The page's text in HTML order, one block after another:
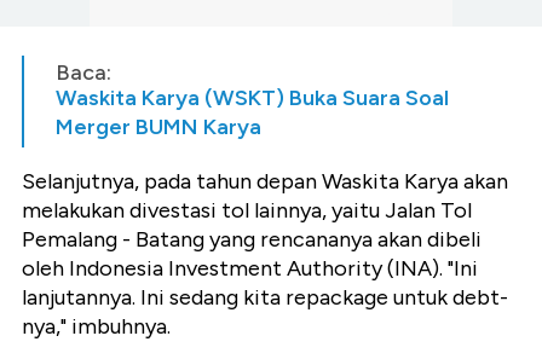
Baca:
Waskita Karya (WSKT) Buka Suara Soal
Merger BUMN Karya
Selanjutnya, pada tahun depan Waskita Karya akan
melakukan divestasi tol lainnya, yaitu Jalan Tol
Pemalang - Batang yang rencananya akan dibeli
oleh Indonesia Investment Authority (INA). "Ini
lanjutannya. Ini sedang kita repackage untuk debt-
nya," imbuhnya.